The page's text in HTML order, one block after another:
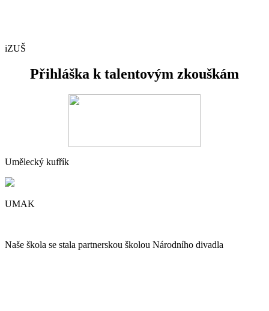
iZUŠ
Přihláška k talentovým zkouškám
Umělecký kufřík
UMAK
Naše škola se stala partnerskou školou Národního divadla